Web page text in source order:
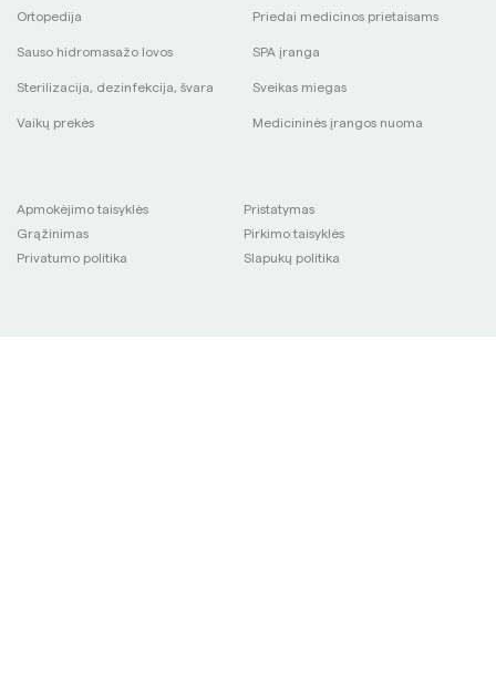
Ortopedija Priedai medicinos prietaisams
Sauso hidromasažo lovos SPA įranga
Sterilizacija, dezinfekcija, švara Sveikas miegas
Vaikų prekės Medicininės įrangos nuoma
Apmokėjimo taisyklės
Pristatymas
Grąžinimas
Pirkimo taisyklės
Privatumo politika
Slapukų politika